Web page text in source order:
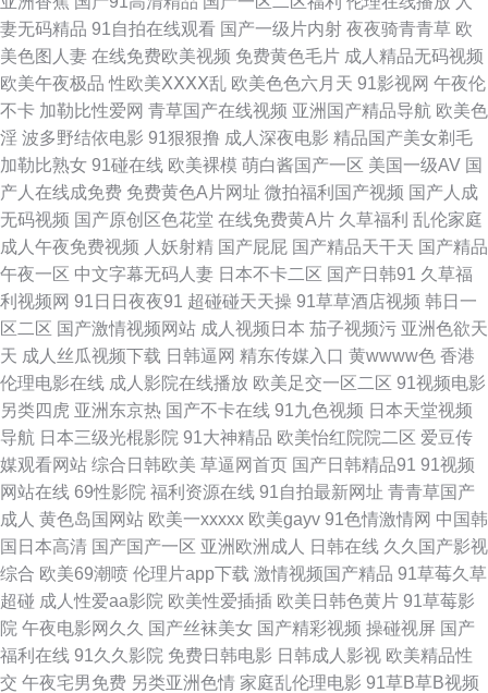
性爱 av盛宴国产 大香蕉伊人干 91精品吴梦梦 亚洲精品无码一区 人人艹超碰
在线 欧美大片抖阴 国产午夜伦理AV 丰满少妇AV 老司机福利院 九一福利导
航 成人精品午夜剧场 AV大香蕉 亚洲一区97色 日本丰满少妇 蜜芽视频在线
精品 国产熟女91 俺去也视频 在线观看91 日韩二页 亚洲爱爱永久网站 AV黄
色男人天堂 91prom 午夜福利老司机 午夜福利影院在线 欧日精品8区 人妻色
AV 九一视频免费观看 成人日韩 91豆花在线观看 色五月在线 日韩123AV 伦
理在线视频免费 国浮第一浮力 日韩欧美wwww 少妇后入 日韩小电影 麻豆小
视频 国产欧美日韩日逼 AV大香蕉伊人网 亚洲另类偷拍精品 91福利社红杏
天天操WWW 欧美日逼网 伊人青青草大香蕉 俺去也色网 51精品国自产 深夜
视频网站 欧洲A级网站 黄色成人18 岛国四级片 97久色主站 亚洲欧美专区 日
韩成人黄色网址 欧美无毒在线 激情色色网 成人伊人影院 91磨菇网 婷婷日本
操碰无码 国产大片中文字幕 久久国产久久 国产精品久久99 A片网站入口
AV91第3页 综合另类网 日韩免费乱轮网站 久久一品熟妇 东京热加勒麻豆 超
妻无码精品 91自拍在线观看 国产一级片内射 夜夜骑青青草 欧
美色图人妻 在线免费欧美视频 免费黄色毛片 成人精品无码视频
欧美午夜极品 性欧美ⅩⅩⅩⅩ乱 欧美色色六月天 91影视网 午夜伦
不卡 加勒比性爱网 青草国产在线视频 亚洲国产精品导航 欧美色
淫 波多野结依电影 91狠狠撸 成人深夜电影 精品国产美女剃毛
加勒比熟女 91碰在线 欧美裸模 萌白酱国产一区 美国一级AV 国
产人在线成免费 免费黄色A片网址 微拍福利国产视频 国产人成
无码视频 国产原创区色花堂 在线免费黄A片 久草福利 乱伦家庭
成人午夜免费视频 人妖射精 国产屁屁 国产精品天干天 国产精品
午夜一区 中文字幕无码人妻 日本不卡二区 国产日韩91 久草福
利视频网 91日日夜夜91 超碰碰天天操 91草草酒店视频 韩日一
区二区 国产激情视频网站 成人视频日本 茄子视频污 亚洲色欲天
天 成人丝瓜视频下载 日韩逼网 精东传媒入口 黄wwww色 香港
伦理电影在线 成人影院在线播放 欧美足交一区二区 91视频电影
另类四虎 亚洲东京热 国产不卡在线 91九色视频 日本天堂视频
导航 日本三级光棍影院 91大神精品 欧美怡红院院二区 爱豆传
媒观看网站 综合日韩欧美 草逼网首页 国产日韩精品91 91视频
网站在线 69性影院 福利资源在线 91自拍最新网址 青青草国产
成人 黄色岛国网站 欧美一xxxxx 欧美gayv 91色情激情网 中国韩
国日本高清 国产国产一区 亚洲欧洲成人 日韩在线 久久国产影视
综合 欧美69潮喷 伦理片app下载 激情视频国产精品 91草莓久草
超碰 成人性爱aa影院 欧美性爱插插 欧美日韩色黄片 91草莓影
院 午夜电影网久久 国产丝袜美女 国产精彩视频 操碰视屏 国产
福利在线 91久久影院 免费日韩电影 日韩成人影视 欧美精品性
交 午夜宅男免费 另类亚洲色情 家庭乱伦理电影 91草B草B视频